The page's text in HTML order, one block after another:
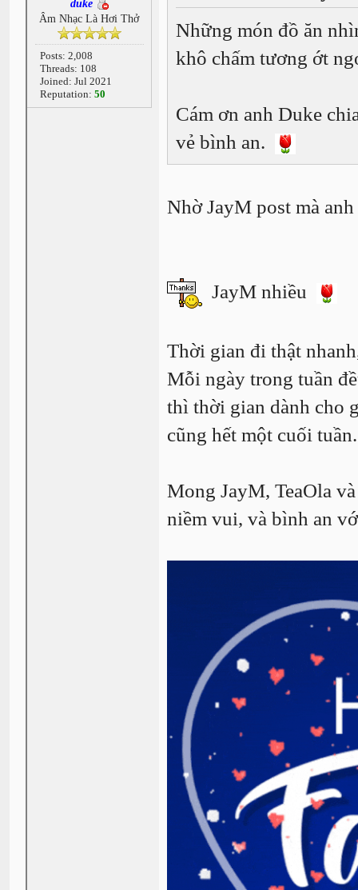
duke
Âm Nhạc Là Hơi Thở
Posts: 2,008
Threads: 108
Joined: Jul 2021
Reputation: 50
Những món đồ ăn
khô chấm tương ớt
Cám ơn anh Duke
vẻ bình an.
Nhờ JayM post mà
JayM nhiều
Thời gian đi thật
Mỗi ngày trong tuần
thì thời gian dành cho
cũng hết một cuối tuần.
Mong JayM, TeaOla
niềm vui, và bình an